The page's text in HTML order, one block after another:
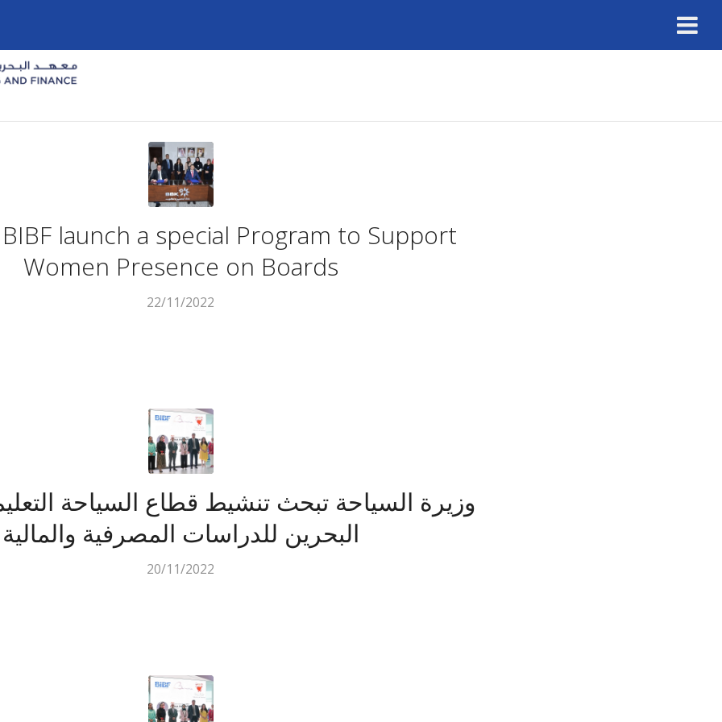
launch a special Program to Support
Women Presence on Boards
22/11/2022
وزيرة السياحة تبحث تنشيط قطاع السياحة
البحرين للدراسات المصرفية والمالية
20/11/2022